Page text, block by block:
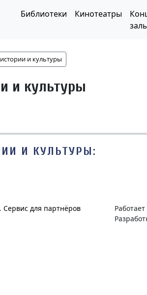
Библиотеки Кинотеатры
и культуры
и культуры
И КУЛЬТУРЫ:
Сервис для партнёров